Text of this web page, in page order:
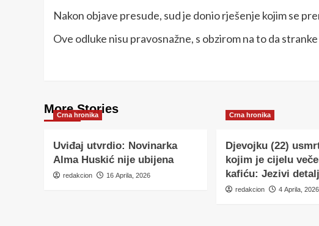
Nakon objave presude, sud je donio rješenje kojim se
Ove odluke nisu pravosnažne, s obzirom na to da
More Stories
Crna hronika
Uviđaj utvrdio: Novinarka
Alma Huskić nije ubijena
redakcion 16 Aprila, 2026
Crna hronika
Djevojku (22)
kojim je cijelu
kafiću: Jezivi
redakcion 4 Aprila, 2026